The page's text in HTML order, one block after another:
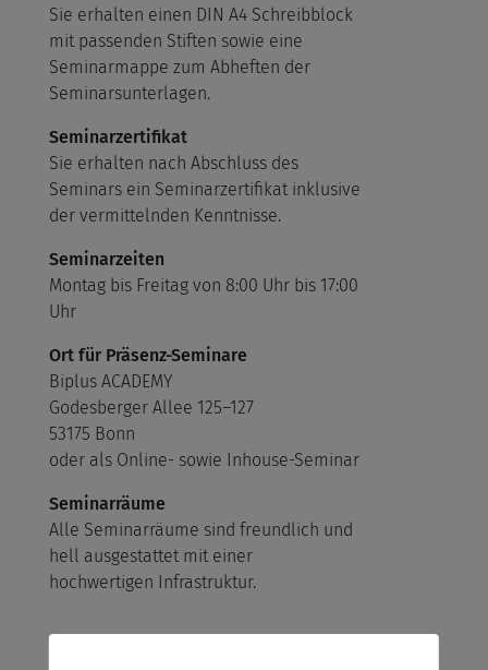
Sie erhalten einen DIN A4 Schreibblock
mit passenden Stiften sowie eine
Seminarmappe zum Abheften der
Seminarsunterlagen.
Seminarzertifikat
Sie erhalten nach Abschluss des
Seminars ein Seminarzertifikat inklusive
der vermittelnden Kenntnisse.
Seminarzeiten
Montag bis Freitag von 8:00 Uhr bis 17:00
Uhr
Ort für Präsenz-Seminare
Biplus ACADEMY
Godesberger Allee 125–127
53175 Bonn
oder als Online- sowie Inhouse-Seminar
Seminarräume
Alle Seminarräume sind freundlich und
hell ausgestattet mit einer
hochwertigen Infrastruktur.